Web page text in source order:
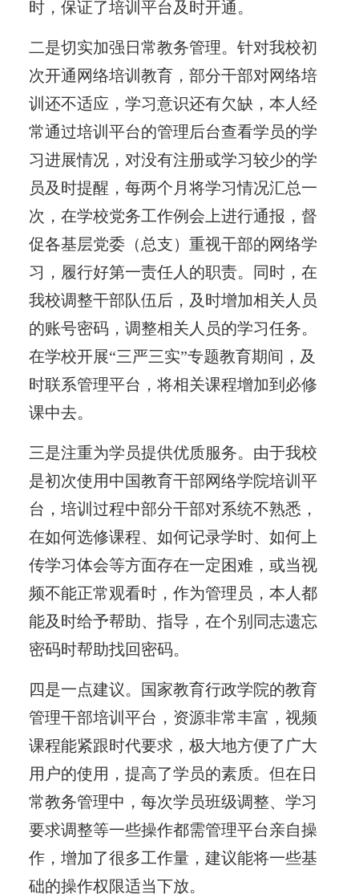
时，保证了培训平台及时开通。
二是切实加强日常教务管理。针对我校初
次开通网络培训教育，部分干部对网络培
训还不适应，学习意识还有欠缺，本人经
常通过培训平台的管理后台查看学员的学
习进展情况，对没有注册或学习较少的学
员及时提醒，每两个月将学习情况汇总一
次，在学校党务工作例会上进行通报，督
促各基层党委（总支）重视干部的网络学
习，履行好第一责任人的职责。同时，在
我校调整干部队伍后，及时增加相关人员
的账号密码，调整相关人员的学习任务。
在学校开展“三严三实”专题教育期间，及
时联系管理平台，将相关课程增加到必修
课中去。
三是注重为学员提供优质服务。由于我校
是初次使用中国教育干部网络学院培训平
台，培训过程中部分干部对系统不熟悉，
在如何选修课程、如何记录学时、如何上
传学习体会等方面存在一定困难，或当视
频不能正常观看时，作为管理员，本人都
能及时给予帮助、指导，在个别同志遗忘
密码时帮助找回密码。
四是一点建议。国家教育行政学院的教育
管理干部培训平台，资源非常丰富，视频
课程能紧跟时代要求，极大地方便了广大
用户的使用，提高了学员的素质。但在日
常教务管理中，每次学员班级调整、学习
要求调整等一些操作都需管理平台亲自操
作，增加了很多工作量，建议能将一些基
础的操作权限适当下放。